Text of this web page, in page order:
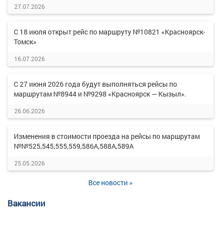
27.07.2026
С 18 июля открыт рейс по маршруту №10821 «Красноярск-
Томск»
16.07.2026
С 27 июня 2026 года будут выполняться рейсы по
маршрутам №8944 и №9298 «Красноярск — Кызыл».
26.06.2026
Изменения в стоимости проезда на рейсы по маршрутам
№№525,545,555,559,586А,588А,589А
25.05.2026
Все новости »
Вакансии